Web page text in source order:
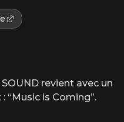
SOUND revient avec un
“Music is Coming”.